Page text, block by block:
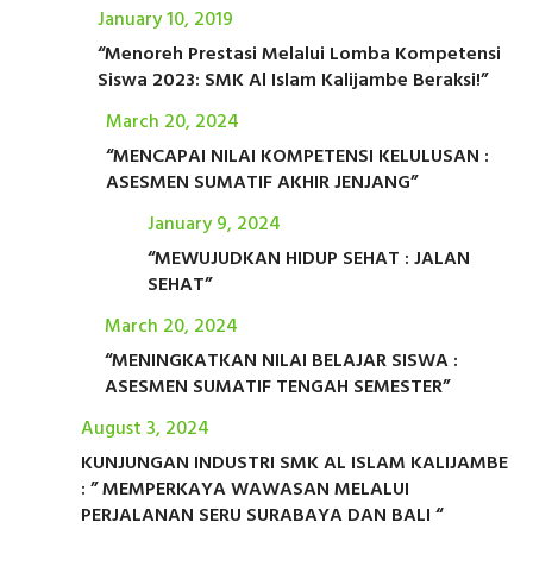
January 10, 2019
“Menoreh Prestasi Melalui Lomba Kompetensi
Siswa 2023: SMK Al Islam Kalijambe Beraksi!”
March 20, 2024
“MENCAPAI NILAI KOMPETENSI KELULUSAN :
ASESMEN SUMATIF AKHIR JENJANG”
January 9, 2024
“MEWUJUDKAN HIDUP SEHAT : JALAN
SEHAT”
March 20, 2024
“MENINGKATKAN NILAI BELAJAR SISWA :
ASESMEN SUMATIF TENGAH SEMESTER”
August 3, 2024
KUNJUNGAN INDUSTRI SMK AL ISLAM KALIJAMBE
: ” MEMPERKAYA WAWASAN MELALUI
PERJALANAN SERU SURABAYA DAN BALI “